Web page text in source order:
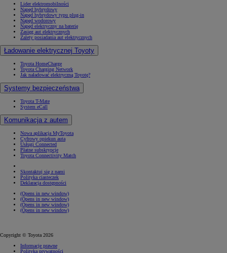
Lider elektromobilności
Napęd hybrydowy
Napęd hybrydowy typu plug-in
Napęd wodorowy
Napęd elektryczny na baterię
Zasięg aut elektrycznych
Zalety posiadania aut elektrycznych
Ładowanie elektrycznej Toyoty
Toyota HomeCharge
Toyota Charging Network
Jak naładować elektryczną Toyotę?
Systemy bezpieczeństwa
Toyota T-Mate
System eCall
Komunikacja z autem
Nowa aplikacja MyToyota
Cyfrowy opiekun auta
Usługi Connected
Płatne subskrypcje
Toyota Connectivity Match
Skontaktuj się z nami
Polityka ciasteczek
Deklaracja dostępności
(Opens in new window)
(Opens in new window)
(Opens in new window)
(Opens in new window)
Copyright © Toyota 2026
Informacje prawne
Polityka prywatności